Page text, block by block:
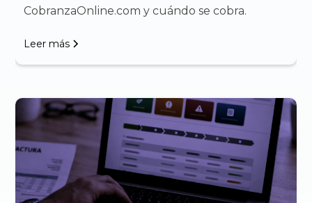
CobranzaOnline.com y cuándo se cobra.
Leer más